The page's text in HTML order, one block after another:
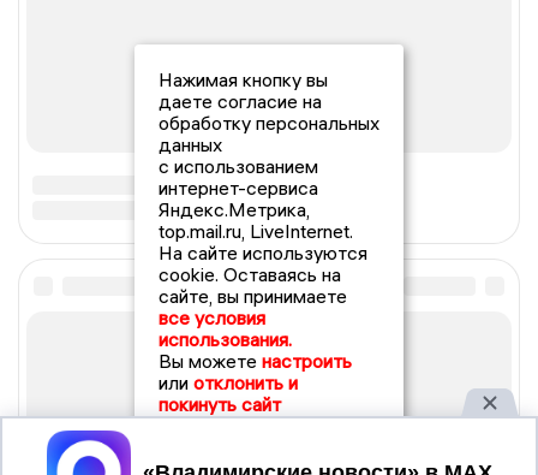
Нажимая кнопку вы
даете согласие на
обработку персональных
данных
с использованием
интернет-сервиса
Яндекс.Метрика,
top.mail.ru, LiveInternet.
На сайте используются
cookie. Оставаясь на
сайте, вы принимаете
все условия
использования.
Вы можете настроить
или отклонить и
покинуть сайт
Принять